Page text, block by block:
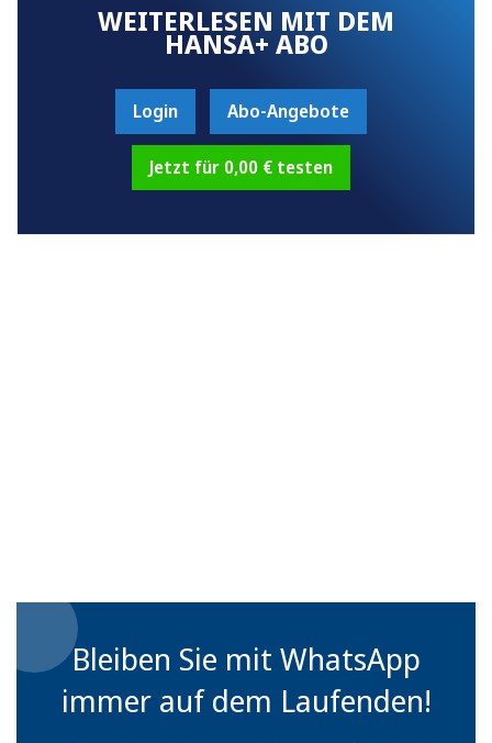
WEITERLESEN MIT DEM
HANSA+ ABO
Login Abo-Angebote
Jetzt für 0,00 € testen
Bleiben Sie mit WhatsApp
immer auf dem Laufenden!